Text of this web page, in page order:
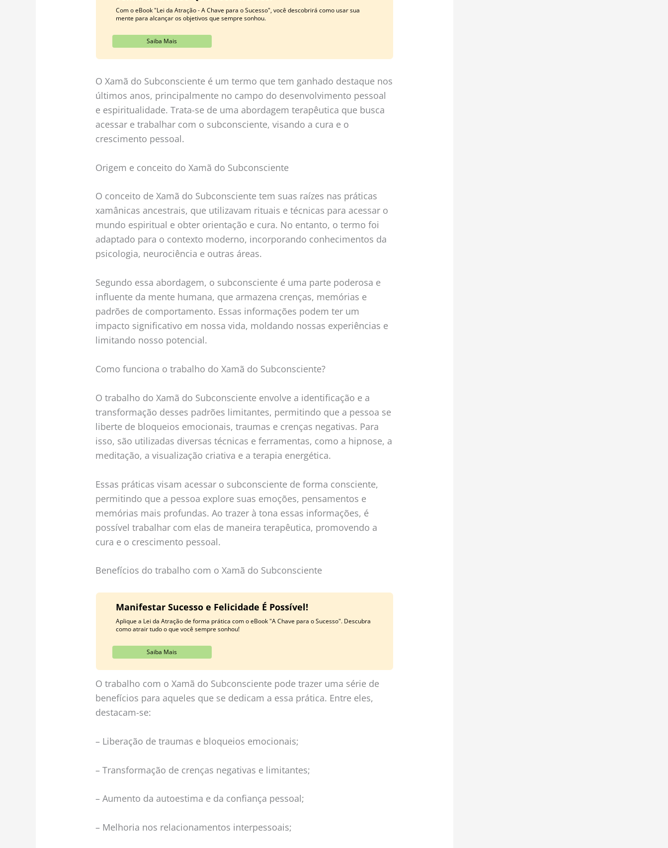
Com o eBook "Lei da Atração - A Chave para o Sucesso", você descobrirá como usar sua
mente para alcançar os objetivos que sempre sonhou.
Saiba Mais
O Xamã do Subconsciente é um termo que tem ganhado destaque nos
últimos anos, principalmente no campo do desenvolvimento pessoal
e espiritualidade. Trata-se de uma abordagem terapêutica que busca
acessar e trabalhar com o subconsciente, visando a cura e o
crescimento pessoal.
Origem e conceito do Xamã do Subconsciente
O conceito de Xamã do Subconsciente tem suas raízes nas práticas
xamânicas ancestrais, que utilizavam rituais e técnicas para acessar o
mundo espiritual e obter orientação e cura. No entanto, o termo foi
adaptado para o contexto moderno, incorporando conhecimentos da
psicologia, neurociência e outras áreas.
Segundo essa abordagem, o subconsciente é uma parte poderosa e
influente da mente humana, que armazena crenças, memórias e
padrões de comportamento. Essas informações podem ter um
impacto significativo em nossa vida, moldando nossas experiências e
limitando nosso potencial.
Como funciona o trabalho do Xamã do Subconsciente?
O trabalho do Xamã do Subconsciente envolve a identificação e a
transformação desses padrões limitantes, permitindo que a pessoa se
liberte de bloqueios emocionais, traumas e crenças negativas. Para
isso, são utilizadas diversas técnicas e ferramentas, como a hipnose, a
meditação, a visualização criativa e a terapia energética.
Essas práticas visam acessar o subconsciente de forma consciente,
permitindo que a pessoa explore suas emoções, pensamentos e
memórias mais profundas. Ao trazer à tona essas informações, é
possível trabalhar com elas de maneira terapêutica, promovendo a
cura e o crescimento pessoal.
Benefícios do trabalho com o Xamã do Subconsciente
Manifestar Sucesso e Felicidade É Possível!
Aplique a Lei da Atração de forma prática com o eBook "A Chave para o Sucesso". Descubra
como atrair tudo o que você sempre sonhou!
Saiba Mais
O trabalho com o Xamã do Subconsciente pode trazer uma série de
benefícios para aqueles que se dedicam a essa prática. Entre eles,
destacam-se:
– Liberação de traumas e bloqueios emocionais;
– Transformação de crenças negativas e limitantes;
– Aumento da autoestima e da confiança pessoal;
– Melhoria nos relacionamentos interpessoais;